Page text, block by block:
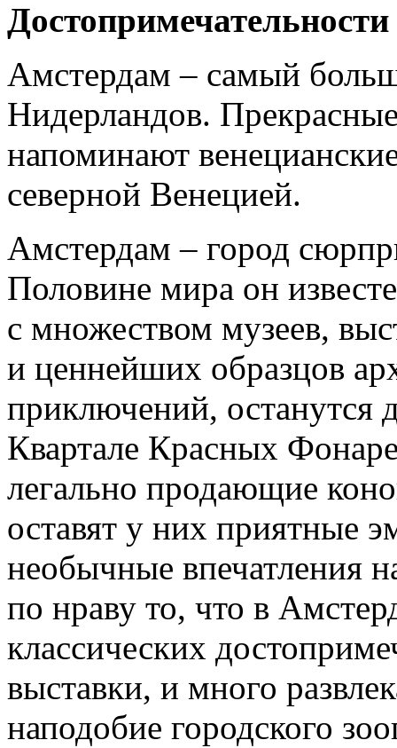
Амстердам – самый
Нидерландов.
напоминают
северной Венецией.
Амстердам – город
Половине мира он
с множеством музеев,
и ценнейших образцов
приключений, останутся
Квартале Красных
легально продающие
оставят у них приятные
необычные впечатления
по нраву то, что в
классических
выставки, и много
наподобие городского